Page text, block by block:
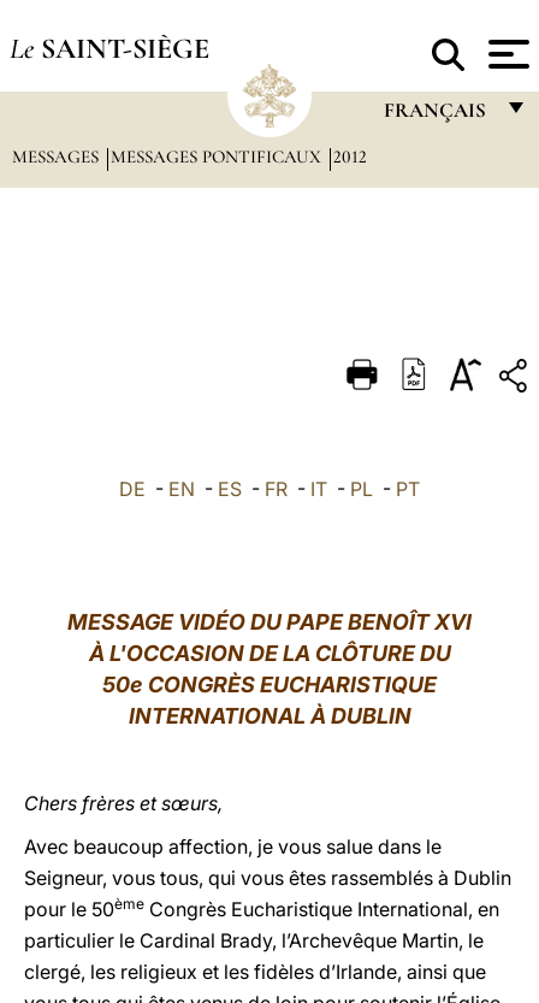
Le SAINT-SIÈGE
FRANÇAIS
DEUTSCH
العربيّة
MESSAGES MESSAGES PONTIFICAUX 2012
DE - EN - ES - FR - IT - PL - PT
MESSAGE VIDÉO DU PAPE BENOÎT XVI
À L'OCCASION DE LA CLÔTURE DU
50e CONGRÈS EUCHARISTIQUE
INTERNATIONAL À DUBLIN
Chers frères et sœurs,
Avec beaucoup affection, je vous salue dans le
Seigneur, vous tous, qui vous êtes rassemblés à Dublin
pour le 50ème Congrès Eucharistique International, en
particulier le Cardinal Brady, l’Archevêque Martin, le
clergé, les religieux et les fidèles d’Irlande, ainsi que